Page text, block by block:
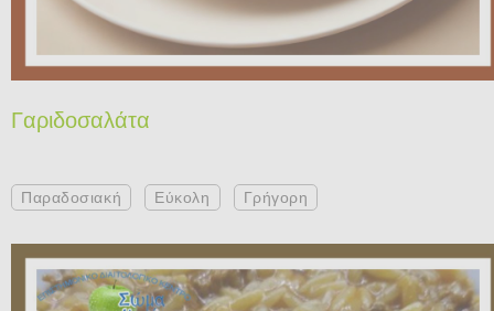
Γαριδοσαλάτα
Παραδοσιακή Εύκολη Γρήγορη